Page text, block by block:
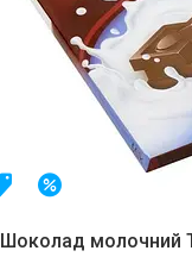
Топ продаж
Шоколад молочний